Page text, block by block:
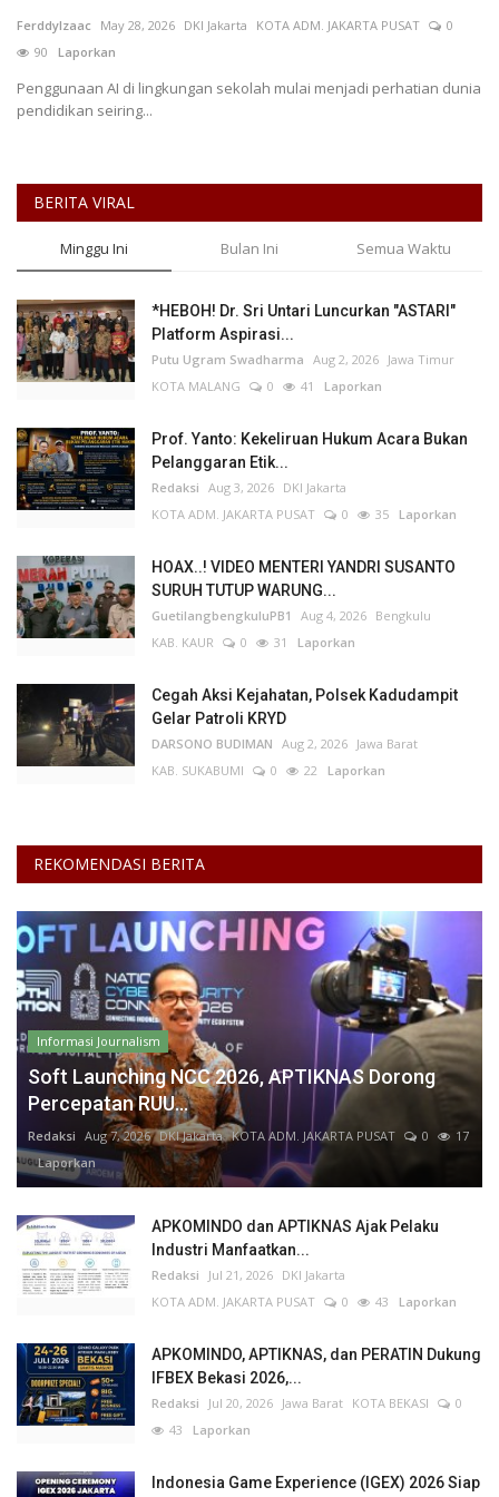
Keamanan
Kejahatan
UMKM & Ekonomi Kreatif
Pekerja Migran Indonesia
Ekonomi
Pendidikan
Informasi Journalism
Olahraga
Kesehatan
Layanan Publik
FerddyIzaac May 28, 2026 DKI Jakarta KOTA ADM. JAKARTA PUSAT
0
90 Laporkan
Penggunaan AI di lingkungan sekolah mulai menjadi perhatian dunia
pendidikan seiring...
BERITA VIRAL
Minggu Ini Bulan Ini Semua Waktu
*HEBOH! Dr. Sri Untari Luncurkan "ASTARI"
Platform Aspirasi...
Putu Ugram Swadharma Aug 2, 2026 Jawa Timur
KOTA MALANG
0 41 Laporkan
Prof. Yanto: Kekeliruan Hukum Acara Bukan
Pelanggaran Etik...
Redaksi Aug 3, 2026 DKI Jakarta
KOTA ADM. JAKARTA PUSAT
0 35 Laporkan
HOAX..! VIDEO MENTERI YANDRI SUSANTO
SURUH TUTUP WARUNG...
GuetilangbengkuluPB1 Aug 4, 2026 Bengkulu
KAB. KAUR
0 31 Laporkan
Cegah Aksi Kejahatan, Polsek Kadudampit
Gelar Patroli KRYD
DARSONO BUDIMAN Aug 2, 2026 Jawa Barat
KAB. SUKABUMI
0 22 Laporkan
REKOMENDASI BERITA
Informasi Journalism
Soft Launching NCC 2026, APTIKNAS Dorong
Percepatan RUU...
Redaksi Aug 7, 2026 DKI Jakarta KOTA ADM. JAKARTA PUSAT 0
17
Laporkan
APKOMINDO dan APTIKNAS Ajak Pelaku
Industri Manfaatkan...
Redaksi Jul 21, 2026 DKI Jakarta
KOTA ADM. JAKARTA PUSAT
0 43 Laporkan
APKOMINDO, APTIKNAS, dan PERATIN Dukung
IFBEX Bekasi 2026,...
Redaksi Jul 20, 2026 Jawa Barat KOTA BEKASI
0
43 Laporkan
Indonesia Game Experience (IGEX) 2026 Siap